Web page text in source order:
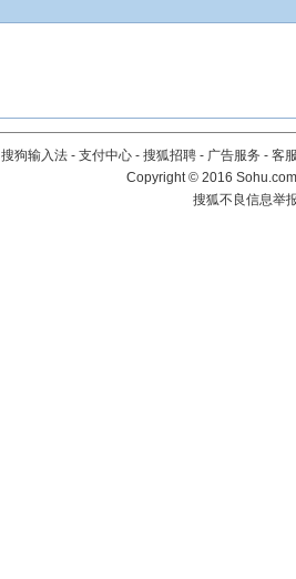
搜狗输入法 - 支付中心 - 搜狐招聘 - 广告服务 - 客
Copyright©2016
搜狐不良信息举